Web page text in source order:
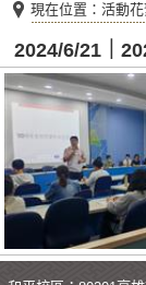
現在位置：活動花
2024/6/21｜